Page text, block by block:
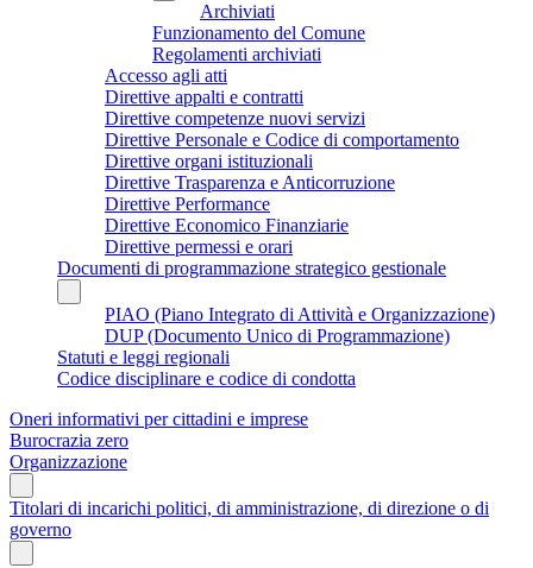
Archiviati
Funzionamento del Comune
Regolamenti archiviati
Accesso agli atti
Direttive appalti e contratti
Direttive competenze nuovi servizi
Direttive Personale e Codice di comportamento
Direttive organi istituzionali
Direttive Trasparenza e Anticorruzione
Direttive Performance
Direttive Economico Finanziarie
Direttive permessi e orari
Documenti di programmazione strategico gestionale
PIAO (Piano Integrato di Attività e Organizzazione)
DUP (Documento Unico di Programmazione)
Statuti e leggi regionali
Codice disciplinare e codice di condotta
Oneri informativi per cittadini e imprese
Burocrazia zero
Organizzazione
Titolari di incarichi politici, di amministrazione, di direzione o di
governo